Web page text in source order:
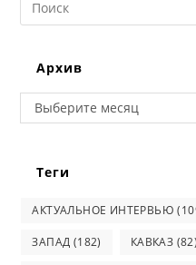
this
Архив
Архив
Выберите месяц
Теги
АКТУАЛЬНОЕ ИНТЕРВЬЮ
ЗАПАД (182) КАВКАЗ (82)